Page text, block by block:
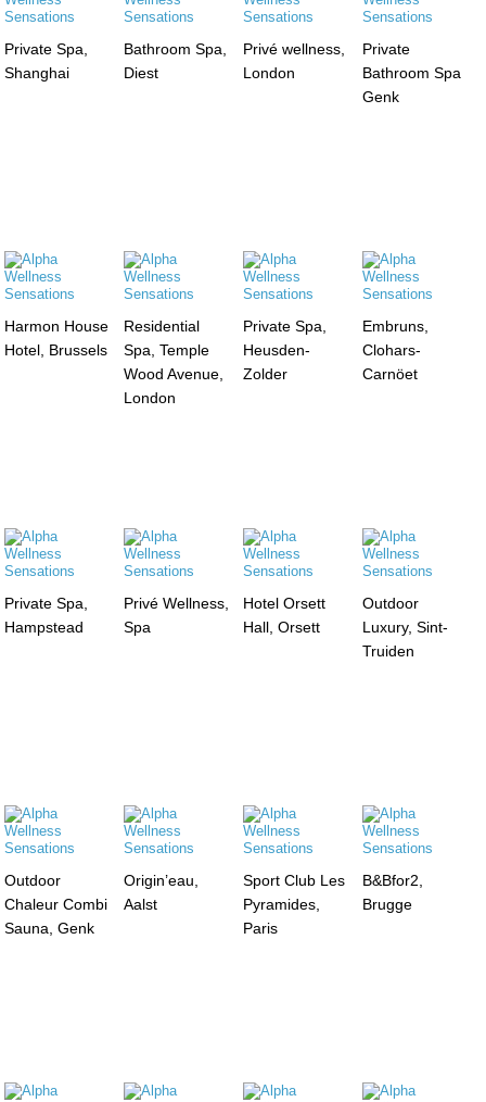
Private Spa,
Shanghai
Bathroom Spa,
Diest
Privé wellness,
London
Private
Bathroom Spa
Genk
Harmon House
Hotel, Brussels
Residential
Spa, Temple
Wood Avenue,
London
Private Spa,
Heusden-
Zolder
Embruns,
Clohars-
Carnöet
Private Spa,
Hampstead
Privé Wellness,
Spa
Hotel Orsett
Hall, Orsett
Outdoor
Luxury, Sint-
Truiden
Outdoor
Chaleur Combi
Sauna, Genk
Origin’eau,
Aalst
Sport Club Les
Pyramides,
Paris
B&Bfor2,
Brugge